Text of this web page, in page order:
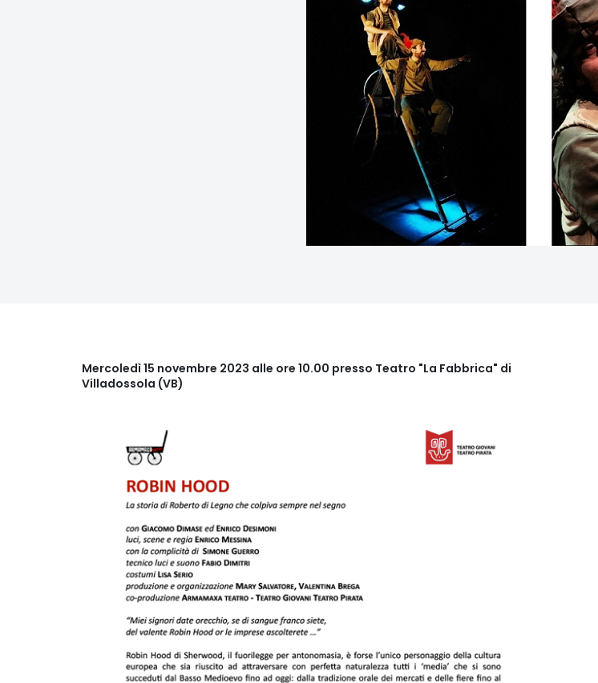
Mercoledì 15 novembre 2023 alle ore 10.00 presso Teatro "La Fabbrica" di
Villadossola (VB)